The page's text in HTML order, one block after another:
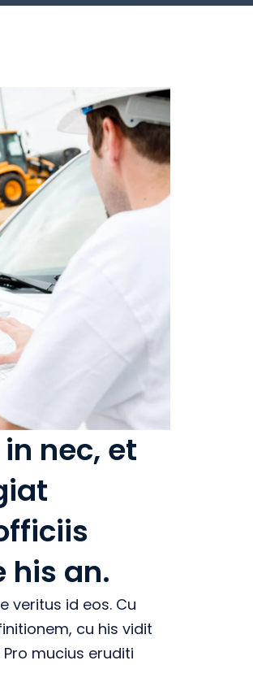
nec, et
his an.
veritus id eos. Cu
cu his vidit
mucius eruditi